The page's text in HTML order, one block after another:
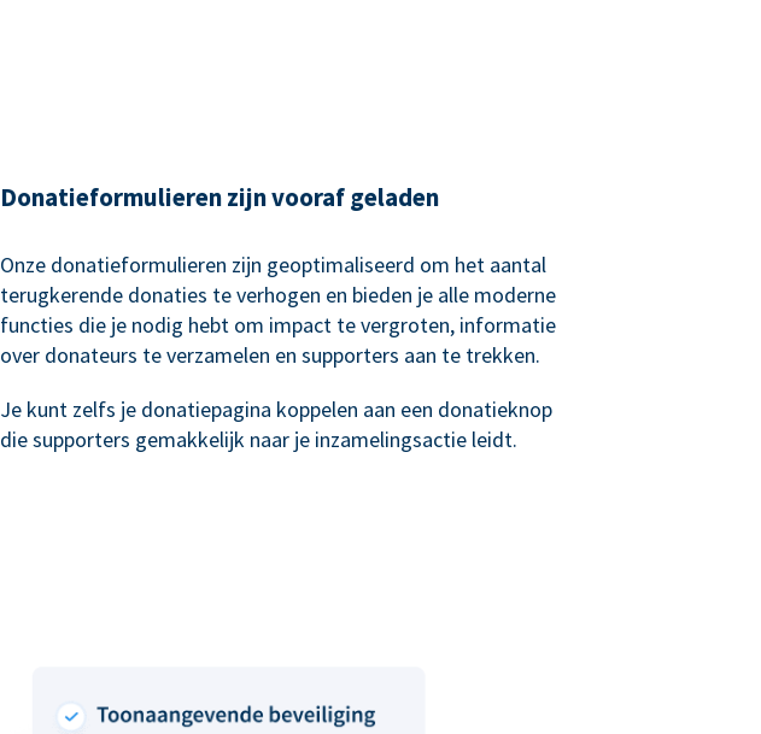
Donatieformulieren zijn vooraf geladen
Onze donatieformulieren zijn geoptimaliseerd om het aantal
terugkerende donaties te verhogen en bieden je alle moderne
functies die je nodig hebt om impact te vergroten, informatie
over donateurs te verzamelen en supporters aan te trekken.
Je kunt zelfs je donatiepagina koppelen aan een donatieknop
die supporters gemakkelijk naar je inzamelingsactie leidt.